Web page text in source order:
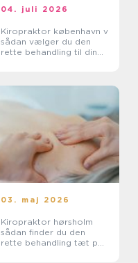
04. juli 2026
Kiropraktor københavn v
sådan vælger du den
rette behandling til dine
03. maj 2026
Kiropraktor hørsholm
sådan finder du den
rette behandling tæt på